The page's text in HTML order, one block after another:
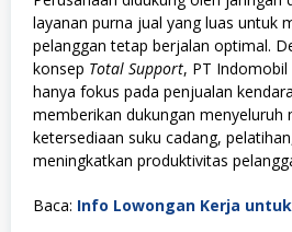
layanan purna jual yang luas untuk
pelanggan tetap berjalan optimal.
konsep Total Support, PT
hanya fokus pada penjualan
memberikan dukungan menyeluruh
ketersediaan suku cadang,
meningkatkan produktivitas
Baca: Info Lowongan Kerja